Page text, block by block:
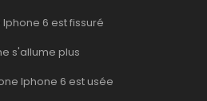
6 est fissuré
s'allume plus
Iphone 6 est usée